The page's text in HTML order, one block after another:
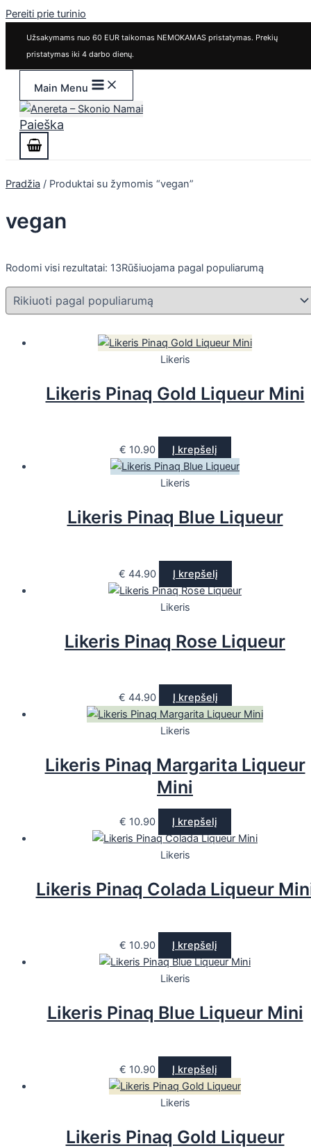
Pereiti prie turinio
Užsakymams nuo 60 EUR taikomas NEMOKAMAS pristatymas. Prekių
pristatymas iki 4 darbo dienų.
Main Menu
Paieška
Pradžia / Produktai su žymomis “vegan”
vegan
Rodomi visi rezultatai: 13Rūšiuojama pagal populiarumą
Likeris
Likeris Pinaq Gold Liqueur Mini
€ 10.90 Į krepšelį
Likeris
Likeris Pinaq Blue Liqueur
€ 44.90 Į krepšelį
Likeris
Likeris Pinaq Rose Liqueur
€ 44.90 Į krepšelį
Likeris
Likeris Pinaq Margarita Liqueur
Mini
€ 10.90 Į krepšelį
Likeris
Likeris Pinaq Colada Liqueur
€ 10.90 Į krepšelį
Likeris
Likeris Pinaq Blue Liqueur Mini
€ 10.90 Į krepšelį
Likeris
Likeris Pinaq Gold Liqueur